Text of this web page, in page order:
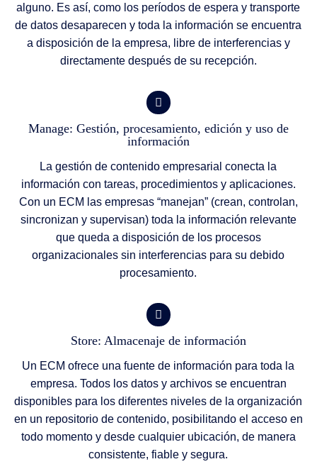
alguno. Es así, como los períodos de espera y transporte
de datos desaparecen y toda la información se encuentra
a disposición de la empresa, libre de interferencias y
directamente después de su recepción.
Manage: Gestión, procesamiento, edición y uso de
información
La gestión de contenido empresarial conecta la
información con tareas, procedimientos y aplicaciones.
Con un ECM las empresas “manejan” (crean, controlan,
sincronizan y supervisan) toda la información relevante
que queda a disposición de los procesos
organizacionales sin interferencias para su debido
procesamiento.
Store: Almacenaje de información
Un ECM ofrece una fuente de información para toda la
empresa. Todos los datos y archivos se encuentran
disponibles para los diferentes niveles de la organización
en un repositorio de contenido, posibilitando el acceso en
todo momento y desde cualquier ubicación, de manera
consistente, fiable y segura.